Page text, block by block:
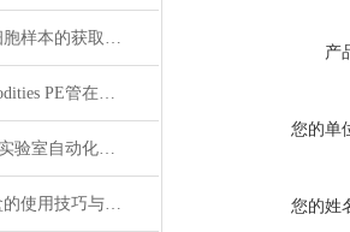
Coriell Institute细胞样本的获取与应用指南
Scientific Commodities PE管在环保实验中的作用
TEDPella服务与实验室自动化设备的整合
Megazyme试剂盒的使用技巧与实验优化方法
产
您的单
您的姓